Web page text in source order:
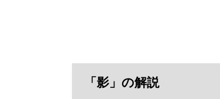
「影」の解説